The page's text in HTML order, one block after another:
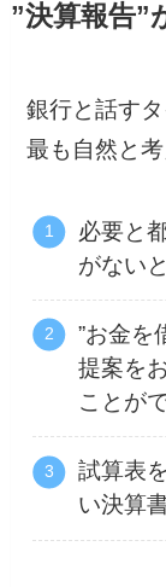
”決算報告”
銀行と話す
最も自然と考
必要と
がない
”お金を
提案を
ことが
試算表
い決算